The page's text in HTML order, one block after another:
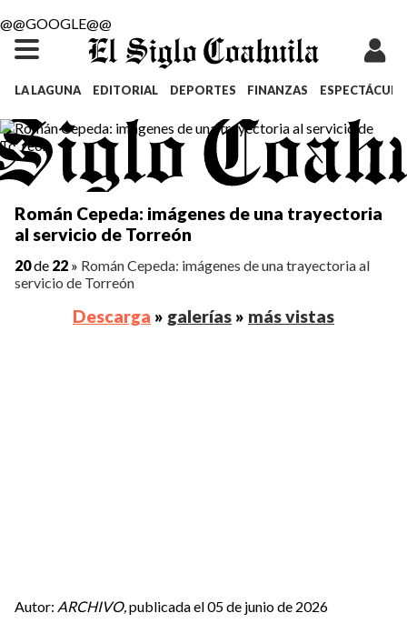
@@GOOGLE@@
LA LAGUNA EDITORIAL DEPORTES FINANZAS
Román Cepeda: imágenes de una trayectoria
al servicio de Torreón
20de 22 » Román Cepeda: imágenes de una trayectoria al
servicio de Torreón
Descarga » galerías » más vistas
Autor: ARCHIVO,publicada el 05 de junio de 2026